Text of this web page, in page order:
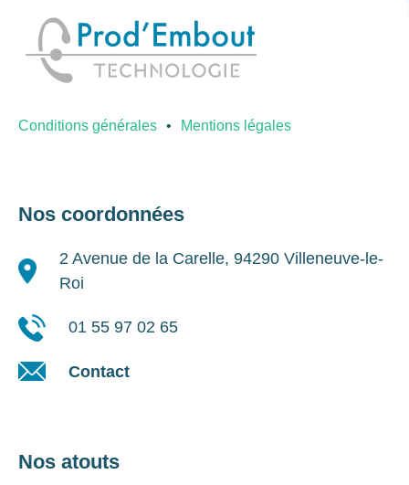
Conditions générales Mentions légales
Nos coordonnées
2 Avenue de la Carelle, 94290 Villeneuve-le-
Roi
01 55 97 02 65
Contact
Nos atouts